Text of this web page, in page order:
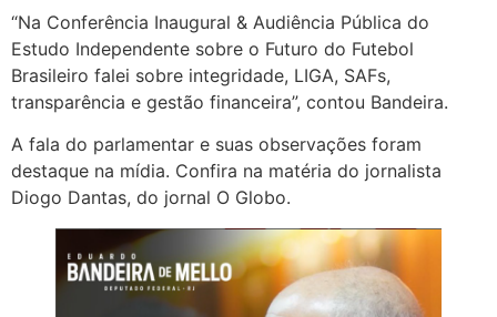
“Na Conferência Inaugural & Audiência Pública do
Estudo Independente sobre o Futuro do Futebol
Brasileiro falei sobre integridade, LIGA, SAFs,
transparência e gestão financeira”, contou Bandeira.
A fala do parlamentar e suas observações foram
destaque na mídia. Confira na matéria do jornalista
Diogo Dantas, do jornal O Globo.